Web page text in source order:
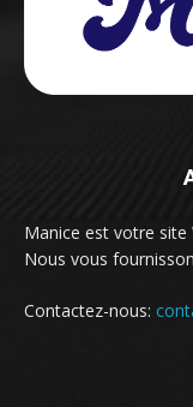
Manice est votre site
Nous vous
Contactez-nous: